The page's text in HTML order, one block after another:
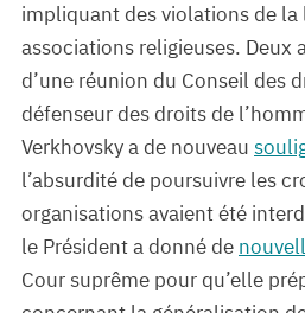
impliquant des violations de
associations religieuses. Deux
d’une réunion du Conseil des
défenseur des droits de
Verkhovsky a de nouveau
l’absurdité de poursuivre les
organisations avaient été
le Président a donné de
Cour suprême pour qu’elle